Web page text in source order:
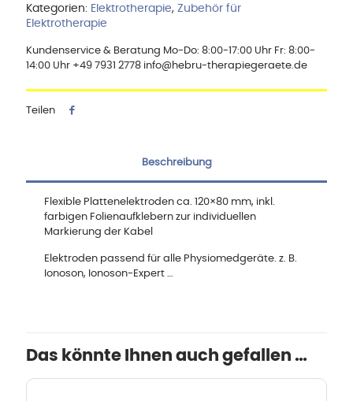
Kategorien: Elektrotherapie, Zubehör für
Elektrotherapie
Kundenservice & Beratung Mo-Do: 8:00-17:00 Uhr Fr: 8:00-
14:00 Uhr +49 7931 2778 info@hebru-therapiegeraete.de
Teilen
Beschreibung
Flexible Plattenelektroden ca. 120×80 mm, inkl.
farbigen Folienaufklebern zur individuellen
Markierung der Kabel
Elektroden passend für alle Physiomedgeräte. z. B.
Ionoson, Ionoson-Expert …
Das könnte Ihnen auch gefallen …